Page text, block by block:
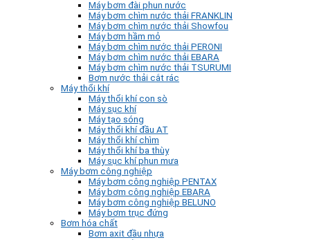
Máy bơm đài phun nước
Máy bơm chìm nước thải FRANKLIN
Máy bơm chìm nước thải Showfou
Máy bơm hầm mỏ
Máy bơm chìm nước thải PERONI
Máy bơm chìm nước thải EBARA
Máy bơm chìm nước thải TSURUMI
Bơm nước thải cắt rác
Máy thổi khí
Máy thổi khí con sò
Máy sục khí
Máy tạo sóng
Máy thổi khí đầu AT
Máy thổi khí chìm
Máy thổi khí ba thùy
Máy sục khí phun mưa
Máy bơm công nghiệp
Máy bơm công nghiệp PENTAX
Máy bơm công nghiệp EBARA
Máy bơm công nghiệp BELUNO
Máy bơm trục đứng
Bơm hóa chất
Bơm axit đầu nhựa